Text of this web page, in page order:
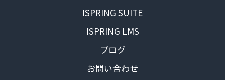
ISPRING SUITE
ISPRING LMS
ブログ
お問い合わせ